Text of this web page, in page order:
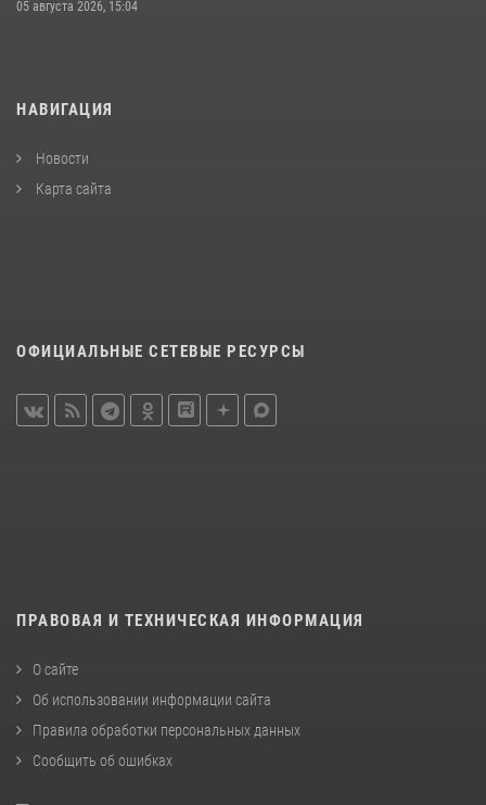
05 августа 2026, 15:04
НАВИГАЦИЯ
Новости
Карта сайта
ОФИЦИАЛЬНЫЕ СЕТЕВЫЕ РЕСУРСЫ
ПРАВОВАЯ И ТЕХНИЧЕСКАЯ ИНФОРМАЦИЯ
О сайте
Об использовании информации сайта
Правила обработки персональных данных
Сообщить об ошибках